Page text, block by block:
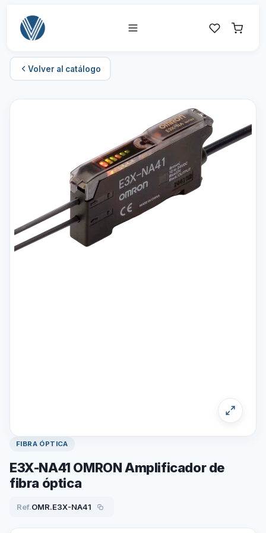
Volver al catálogo
FIBRA ÓPTICA
E3X-NA41 OMRON Amplificador de
fibra óptica
Ref.OMR.E3X-NA41